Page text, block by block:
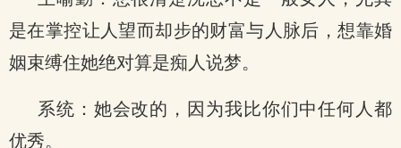
是在掌控让人望而却步的财富与人脉后，想靠婚
姻束缚住她绝对算是痴人说梦。
系统：她会改的，因为我比你们中任何人都
优秀。